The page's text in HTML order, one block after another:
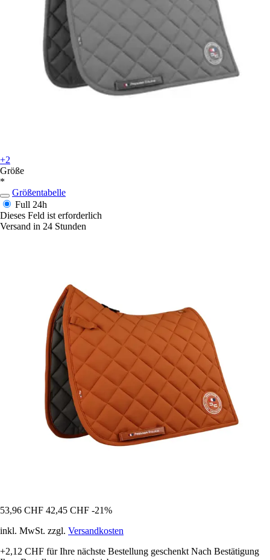
+2
Größe
*
Größentabelle
Full 24h
Dieses Feld ist erforderlich
Versand in 24 Stunden
53,96 CHF 42,45 CHF -21%
inkl. MwSt. zzgl. Versandkosten
+2,12 CHF für Ihre nächste Bestellung geschenkt Nach Bestätigung